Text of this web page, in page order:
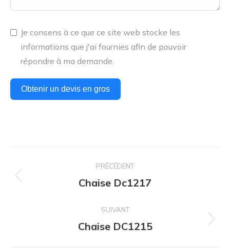
Je consens à ce que ce site web stocke les
informations que j'ai fournies afin de pouvoir
répondre à ma demande.
Obtenir un devis en gros
de
commentaire
PRÉCÉDENT
Onglet
Chaise Dc1217
SUIVANT
Projets
Chaise DC1215